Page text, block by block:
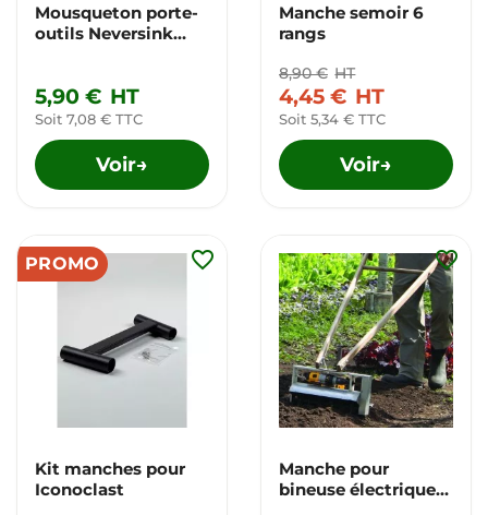
Mousqueton porte-
outils Neversink
5,90 € HT
Soit 7,08 € TTC
Voir→
Manche semoir 6
rangs
8,90 € HT
4,45 € HT
Soit 5,34 € TTC
Voir→
PROMO
Kit manches pour
Iconoclast
favorite_border
Manche pour
bineuse électrique
favorite_border